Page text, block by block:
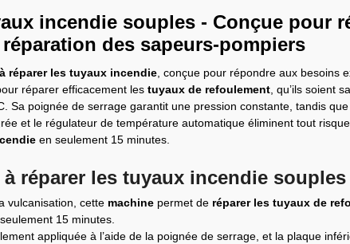
incendie souples - Conçue pour
des sapeurs-pompiers
réparer les tuyaux incendie, conçue pour répondre aux besoins
réparer efficacement les tuyaux de refoulement, qu’ils soient
Sa poignée de serrage garantit une pression constante, tandis
et le régulateur de température automatique éliminent tout
en seulement 15 minutes.
réparer les tuyaux incendie souples
vulcanisation, cette machine permet de réparer les tuyaux de
15 minutes.
appliquée à l’aide de la poignée de serrage, et la plaque